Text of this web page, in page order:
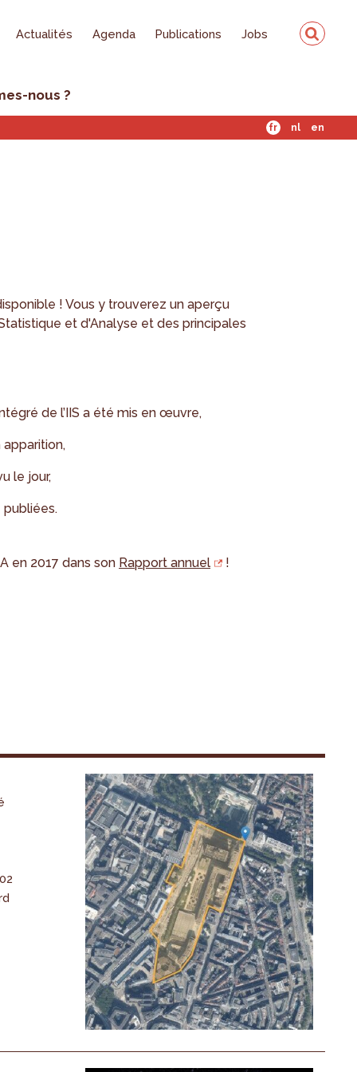
Actualités Agenda Publications Jobs
nous ?
fr nl en
! Vous y trouverez un aperçu
et d'Analyse et des principales
de l’IIS a été mis en œuvre,
apparition,
le jour,
en 2017 dans son Rapport annuel !